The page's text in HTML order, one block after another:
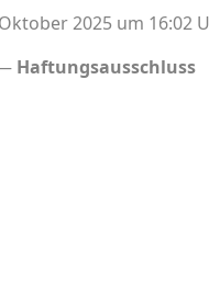
2025 um 16:02
Haftungsausschluss